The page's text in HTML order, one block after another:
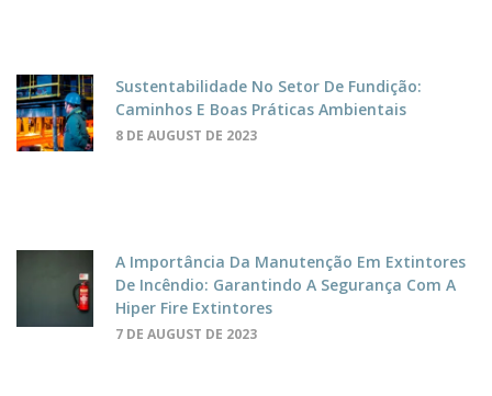
Sustentabilidade No Setor De Fundição:
Caminhos E Boas Práticas Ambientais
8 DE AUGUST DE 2023
A Importância Da Manutenção Em Extintores
De Incêndio: Garantindo A Segurança Com A
Hiper Fire Extintores
7 DE AUGUST DE 2023